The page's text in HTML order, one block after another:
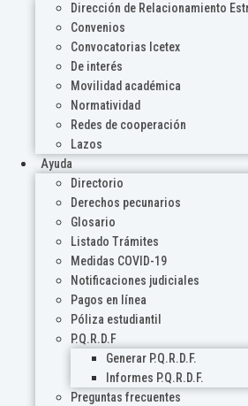
Dirección de Relacionamiento
Convenios
Convocatorias Icetex
De interés
Movilidad académica
Normatividad
Redes de cooperación
Lazos
Ayuda
Directorio
Derechos pecunarios
Glosario
Listado Trámites
Medidas COVID-19
Notificaciones judiciales
Pagos en línea
Póliza estudiantil
P.Q.R.D.F
Generar P.Q.R.D.F.
Informes P.Q.R.D.F.
Preguntas frecuentes